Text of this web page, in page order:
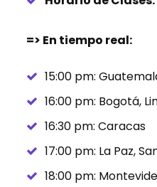
=> En tiempo real:
15:00 pm:
16:00 pm: Bogotá,
16:30 pm: Caracas
17:00 pm: La Paz,
18:00 pm: